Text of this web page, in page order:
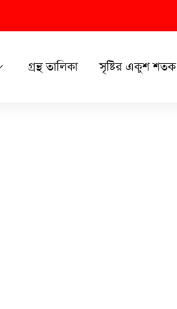
গ্রন্থ তালিকা সৃষ্টির একুশ শতক